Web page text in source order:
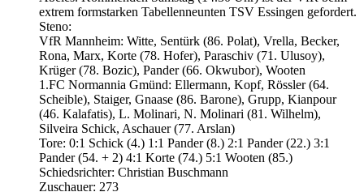
extrem formstarken Tabellenneunten TSV Essingen gefordert.
Steno:
VfR Mannheim: Witte, Sentürk (86. Polat), Vrella, Becker,
Rona, Marx, Korte (78. Hofer), Paraschiv (71. Ulusoy),
Krüger (78. Bozic), Pander (66. Okwubor), Wooten
1.FC Normannia Gmünd: Ellermann, Kopf, Rössler (64.
Scheible), Staiger, Gnaase (86. Barone), Grupp, Kianpour
(46. Kalafatis), L. Molinari, N. Molinari (81. Wilhelm),
Silveira Schick, Aschauer (77. Arslan)
Tore: 0:1 Schick (4.) 1:1 Pander (8.) 2:1 Pander (22.) 3:1
Pander (54. + 2) 4:1 Korte (74.) 5:1 Wooten (85.)
Schiedsrichter: Christian Buschmann
Zuschauer: 273